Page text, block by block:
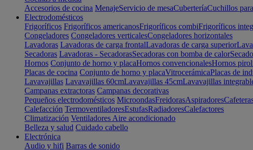
Accesorios de cocina MenajeServicio de mesaCuberteríaCuchillos
Electrodomésticos
Frigoríficos Frigoríficos americanosFrigoríficos combiFrigoríficos
Congeladores Congeladores verticalesCongeladores horizontales
Lavadoras Lavadoras de carga frontalLavadoras de carga superior
Secadoras Lavadoras - SecadorasSecadoras con bomba de calor
Hornos Conjunto de horno y placaHornos convencionalesHornos
Placas de cocina Conjunto de horno y placaVitrocerámicaPlacas de
Lavavajillas Lavavajillas 60cmLavavajillas 45cmLavavajillas
Campanas extractoras Campanas decorativas
Pequeños electrodomésticos MicroondasFreidorasAspiradores
Calefacción TermoventiladoresEstufasRadiadoresCalefactores
Climatización Ventiladores Aire acondicionado
Belleza y salud Cuidado cabello
Electrónica
Audio y hifi Barras de sonido